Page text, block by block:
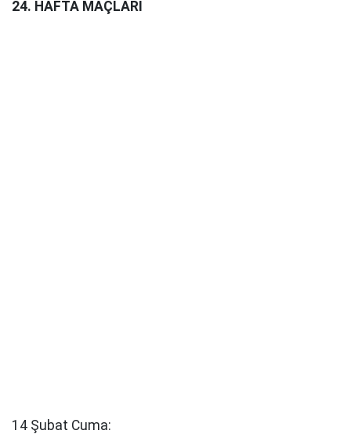
24. HAFTA MAÇLARI
14 Şubat Cuma: